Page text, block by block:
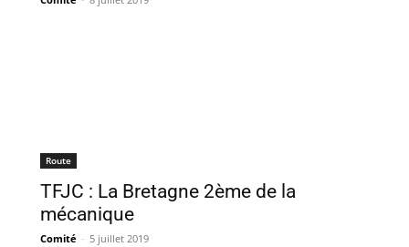
Route
TFJC : La Bretagne 2ème de la
mécanique
Comité - 5 juillet 2019